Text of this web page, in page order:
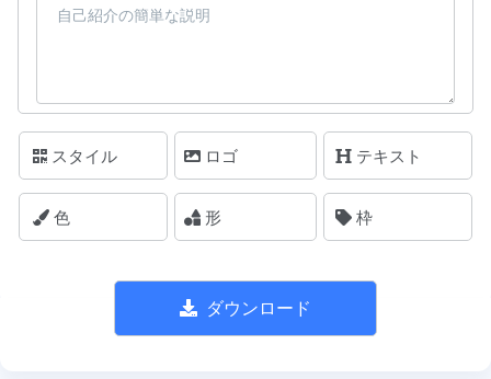
スタイル ロゴ テキスト
色 形 枠
ダウンロード